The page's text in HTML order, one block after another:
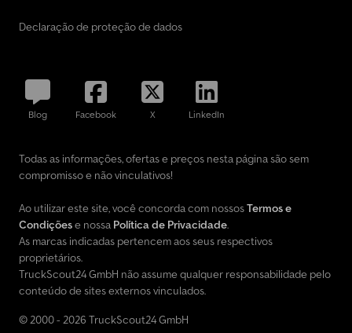
Declaração de proteção de dados
Blog Facebook X LinkedIn
Todas as informações, ofertas e preços nesta página são sem
compromisso e não vinculativos!
Ao utilizar este site, você concorda com nossosTermos e
Condiçõese nossa Política de Privacidade.
As marcas indicadas pertencem aos seus respectivos
proprietários.
TruckScout24 GmbH não assume qualquer responsabilidade pelo
conteúdo de sites externos vinculados.
© 2000 - 2026 TruckScout24 GmbH